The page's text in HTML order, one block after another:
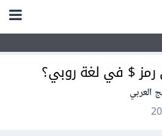
رمز $ في لغة روبي؟
العربي